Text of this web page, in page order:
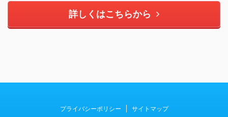
詳しくはこちらから
プライバシーポリシー サイトマップ